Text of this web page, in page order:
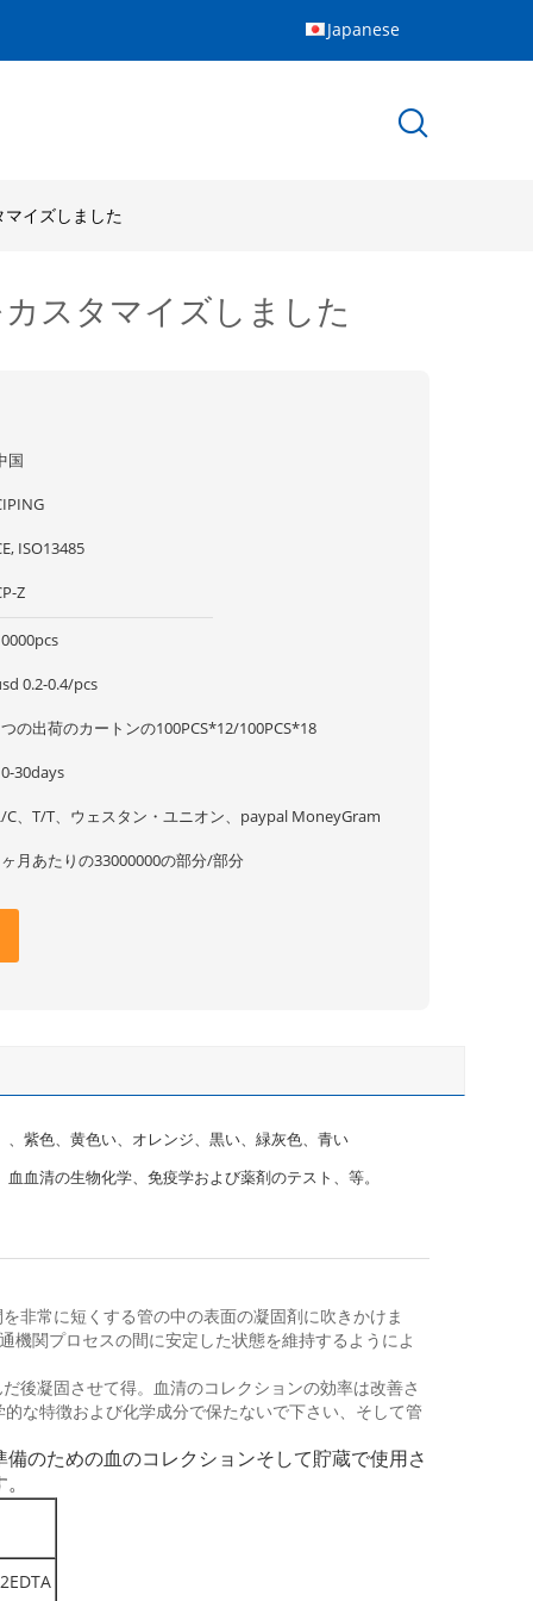
Japanese
イズしました
スタマイズしました
国
ISO13485
Z
0.2-0.4/pcs
の出荷のカートンの100PCS*12/100PCS*18
30days
C、T/T、ウェスタン・ユニオン、paypal MoneyGram
月あたりの33000000の部分/部分
、紫色、黄色い、オレンジ、黒い、緑灰色、青い
血血清の生物化学、免疫学および薬剤のテスト、等。
非常に短くする管の中の表面の凝固剤に吹きかけま
機関プロセスの間に安定した状態を維持するようによ
後凝固させて得。血清のコレクションの効率は改善さ
な特徴および化学成分で保たないで下さい、そして管
のための血のコレクションそして貯蔵で使用さ